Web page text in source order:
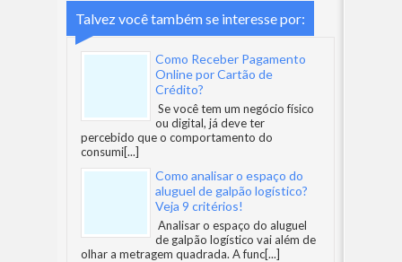
Talvez você também se interesse por:
Como Receber Pagamento
Online por Cartão de
Crédito?
Se você tem um negócio físico
ou digital, já deve ter
percebido que o comportamento do
consumi[...]
Como analisar o espaço do
aluguel de galpão logístico?
Veja 9 critérios!
Analisar o espaço do aluguel
de galpão logístico vai além de
olhar a metragem quadrada. A func[...]